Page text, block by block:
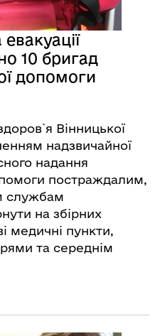
10 бригад
допомоги
Вінницької
надзвичайної
надання
постраждалим,
службам
на збірних
медичні пункти,
та середнім